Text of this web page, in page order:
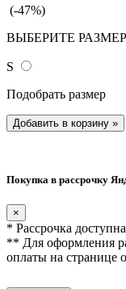
(-47%)
ВЫБЕРИТЕ РАЗМЕР
S
Подобрать размер
Добавить в корзину »
Покупка в рассрочку
×
* Рассрочка
** Для оформления
оплаты на странице